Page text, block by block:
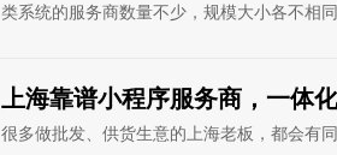
类系统的服务商数量不少，规模大小各不相
上海靠谱小程序服务商，一体
很多做批发、供货生意的上海老板，都会有